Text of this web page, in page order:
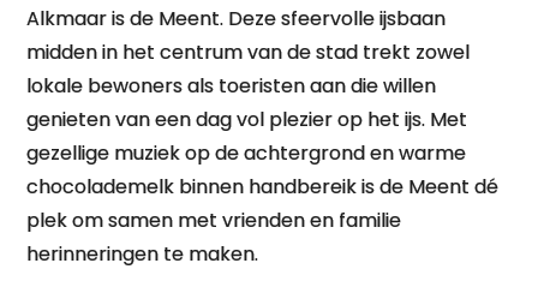
Alkmaar is de Meent. Deze sfeervolle ijsbaan
midden in het centrum van de stad trekt zowel
lokale bewoners als toeristen aan die willen
genieten van een dag vol plezier op het ijs. Met
gezellige muziek op de achtergrond en warme
chocolademelk binnen handbereik is de Meent dé
plek om samen met vrienden en familie
herinneringen te maken.